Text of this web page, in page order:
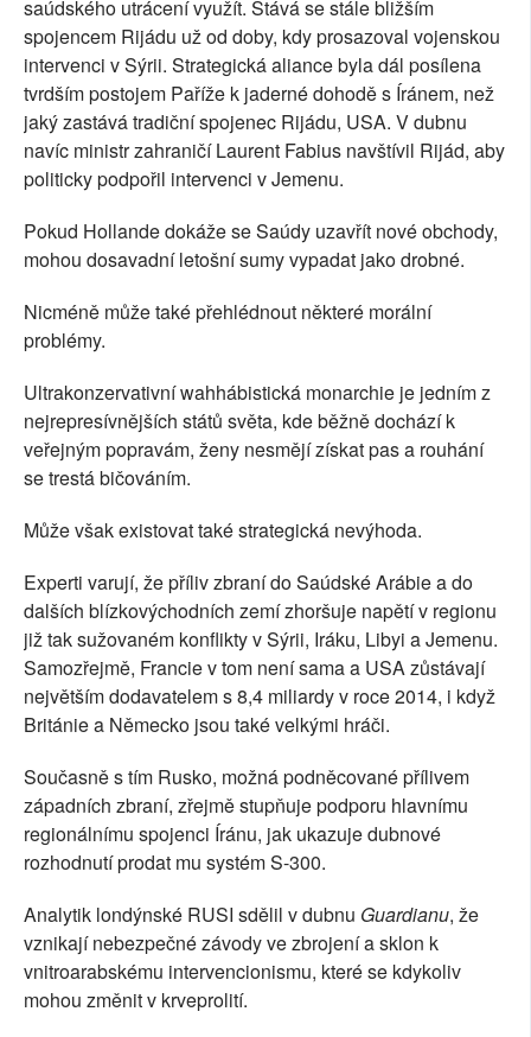
saúdského utrácení využít. Stává se stále bližším
spojencem Rijádu už od doby, kdy prosazoval vojenskou
intervenci v Sýrii. Strategická aliance byla dál posílena
tvrdším postojem Paříže k jaderné dohodě s Íránem, než
jaký zastává tradiční spojenec Rijádu, USA. V dubnu
navíc ministr zahraničí Laurent Fabius navštívil Rijád, aby
politicky podpořil intervenci v Jemenu.
Pokud Hollande dokáže se Saúdy uzavřít nové obchody,
mohou dosavadní letošní sumy vypadat jako drobné.
Nicméně může také přehlédnout některé morální
problémy.
Ultrakonzervativní wahhábistická monarchie je jedním z
nejrepresívnějších států světa, kde běžně dochází k
veřejným popravám, ženy nesmějí získat pas a rouhání
se trestá bičováním.
Může však existovat také strategická nevýhoda.
Experti varují, že příliv zbraní do Saúdské Arábie a do
dalších blízkovýchodních zemí zhoršuje napětí v regionu
již tak sužovaném konflikty v Sýrii, Iráku, Libyi a Jemenu.
Samozřejmě, Francie v tom není sama a USA zůstávají
největším dodavatelem s 8,4 miliardy v roce 2014, i když
Británie a Německo jsou také velkými hráči.
Současně s tím Rusko, možná podněcované přílivem
západních zbraní, zřejmě stupňuje podporu hlavnímu
regionálnímu spojenci Íránu, jak ukazuje dubnové
rozhodnutí prodat mu systém S-300.
Analytik londýnské RUSI sdělil v dubnu Guardianu, že
vznikají nebezpečné závody ve zbrojení a sklon k
vnitroarabskému intervencionismu, které se kdykoliv
mohou změnit v krveprolití.